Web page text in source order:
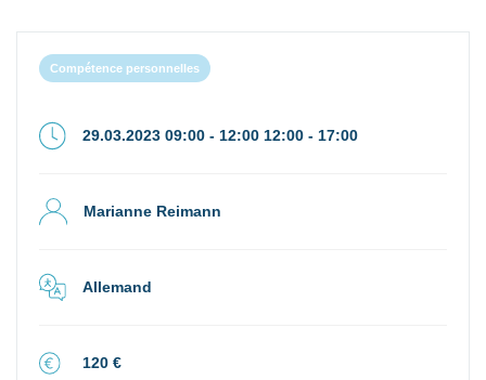
Compétence personnelles
29.03.2023 09:00 - 12:00 12:00 - 17:00
Marianne Reimann
Allemand
120 €